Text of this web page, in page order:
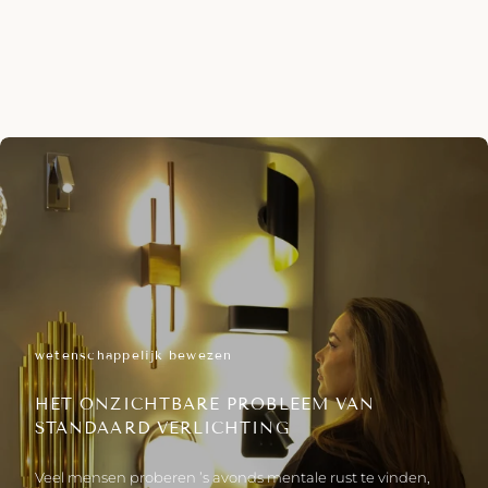
wetenschappelijk bewezen
HET ONZICHTBARE PROBLEEM VAN
STANDAARD VERLICHTING
Veel mensen proberen ’s avonds mentale rust te vinden,